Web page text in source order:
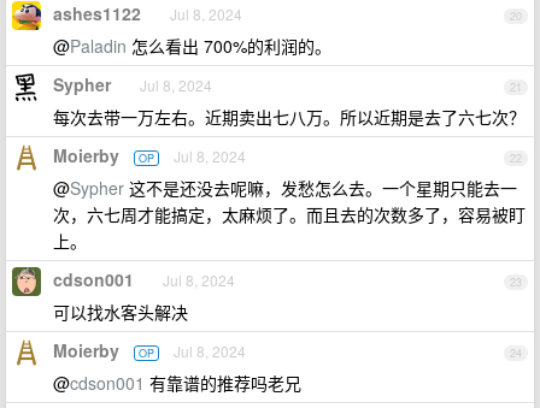
20
ashes1122 Jul 8, 2024
@Paladin 怎么看出 700%的利润的。
21
Sypher Jul 8, 2024
每次去带一万左右。近期卖出七八万。所以近期是去了六七次？
22
Moierby OP Jul 8, 2024
@Sypher 这不是还没去呢嘛，发愁怎么去。一个星期只能去一
次，六七周才能搞定，太麻烦了。而且去的次数多了，容易被盯
上。
23
cdson001 Jul 8, 2024
可以找水客头解决
24
Moierby OP Jul 8, 2024
@cdson001 有靠谱的推荐吗老兄